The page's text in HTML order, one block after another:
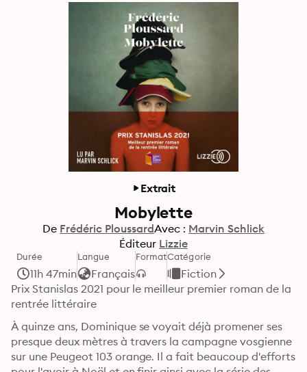
Extrait
Mobylette
De Frédéric PloussardAvec : Marvin Schlick
Éditeur Lizzie
Durée
11h 47min
Langue
Français
FormatCatégorie
Fiction
Prix Stanislas 2021 pour le meilleur premier roman de la
rentrée littéraire
À quinze ans, Dominique se voyait déjà promener ses
presque deux mètres à travers la campagne vosgienne
sur une Peugeot 103 orange. Il a fait beaucoup d'efforts